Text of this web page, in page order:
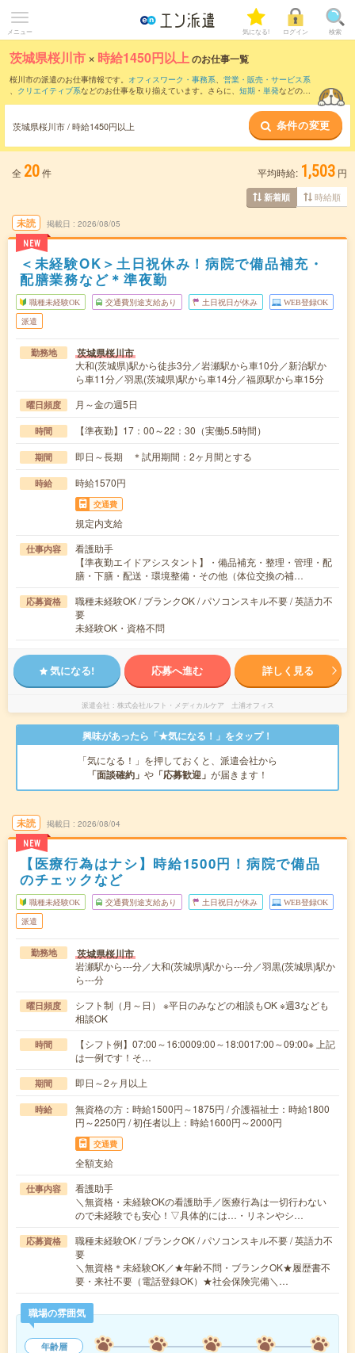
メニュー 気になる! ログイン 検索
茨城県桜川市 × 時給1450円以上のお仕事一覧
桜川市の派遣のお仕事情報です。 オフィスワーク・事務系、 営業・販売・サービス系
、 クリエイティブ系などのお仕事を取り揃えています。さらに、 短期 ・ 単発などの期
茨城県桜川市 / 時給1450円以上 条件の変更
全 20件 平均時給: 1,503 円
新着順 時給順
未読
NEW
掲載日 2026/08/05
＜未経験OK＞土日祝休み！病院で備品補充・
配膳業務など＊準夜勤
職種未経験OK 交通費別途支給あり 土日祝日が休み WEB登録OK
派遣
勤務地 茨城県桜川市
大和(茨城県)駅から徒歩3分／岩瀬駅から車10分／新治駅か
ら車11分／羽黒(茨城県)駅から車14分／福原駅から車15分
曜日頻度 月～金の週5日
時間 【準夜勤】17：00～22：30（実働5.5時間）
期間 即日～長期 ＊試用期間：2ヶ月間とする
時給 時給1570円
交通費
規定内支給
仕事内容
看護助手
【準夜勤エイドアシスタント】・備品補充・整理・管理・配
膳・下膳・配送・環境整備・その他（体位交換の補…
応募資格
職種未経験OK / ブランクOK / パソコンスキル不要 / 英語力不
要
未経験OK・資格不問
気になる! 応募へ進む 詳しく見る
派遣会社 株式会社ルフト・メディカルケア 土浦オフィス
興味があったら「★気になる！」をタップ！
「気になる！」を押しておくと、派遣会社から
「面談確約」 や 「応募歓迎」 が届きます！
未読
NEW
掲載日 2026/08/04
【医療行為はナシ】時給1500円！病院で備品
のチェックなど
職種未経験OK 交通費別途支給あり 土日祝日が休み WEB登録OK
派遣
勤務地 茨城県桜川市
岩瀬駅から---分／大和(茨城県)駅から---分／羽黒(茨城県)駅か
ら---分
曜日頻度
シフト制（月～日） ※平日のみなどの相談もOK ※週3なども
相談OK
時間
【シフト例】07:00～16:0009:00～18:0017:00～09:00※ 上記
は一例です！そ…
期間 即日～2ヶ月以上
時給
無資格の方：時給1500円～1875円 / 介護福祉士：時給1800
円～2250円 / 初任者以上：時給1600円～2000円
交通費
全額支給
仕事内容
看護助手
＼無資格・未経験OKの看護助手／医療行為は一切行わない
ので未経験でも安心！▽具体的には…・リネンやシ…
応募資格
職種未経験OK / ブランクOK / パソコンスキル不要 / 英語力不
要
＼無資格＊未経験OK／★年齢不問・ブランクOK★履歴書不
要・来社不要（電話登録OK）★社会保険完備＼…
職場の雰囲気
年齢層